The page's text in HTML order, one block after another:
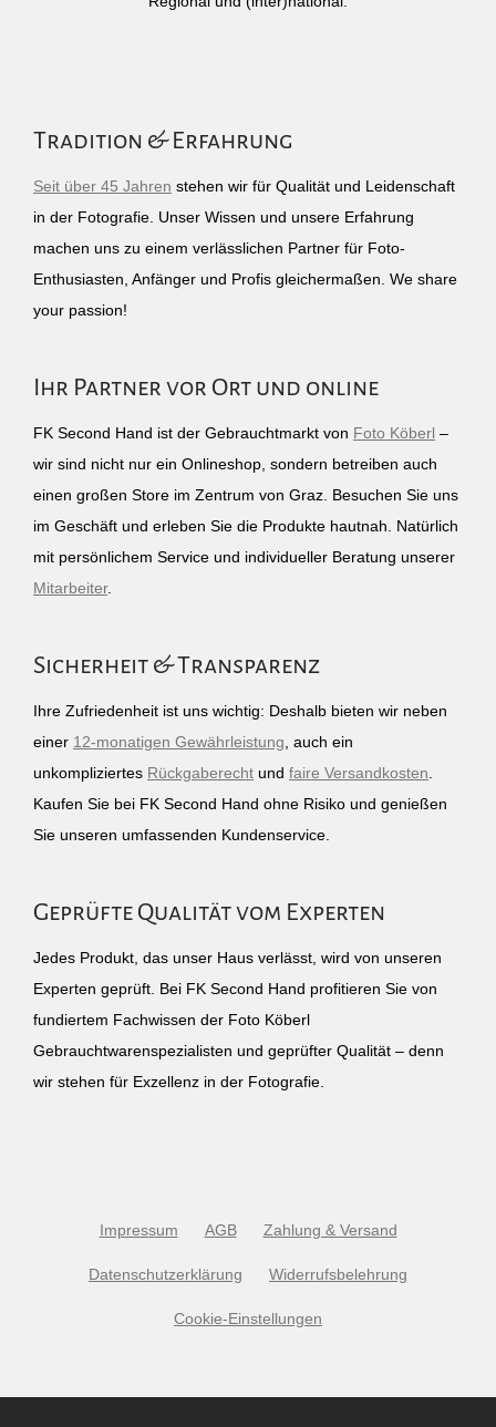
Tradition & Erfahrung
Seit über 45 Jahren stehen wir für Qualität und Leidenschaft
in der Fotografie. Unser Wissen und unsere Erfahrung
machen uns zu einem verlässlichen Partner für Foto-
Enthusiasten, Anfänger und Profis gleichermaßen. We share
your passion!
Ihr Partner vor Ort und online
FK Second Hand ist der Gebrauchtmarkt von Foto Köberl –
wir sind nicht nur ein Onlineshop, sondern betreiben auch
einen großen Store im Zentrum von Graz. Besuchen Sie uns
im Geschäft und erleben Sie die Produkte hautnah. Natürlich
mit persönlichem Service und individueller Beratung unserer
Mitarbeiter.
Sicherheit & Transparenz
Ihre Zufriedenheit ist uns wichtig: Deshalb bieten wir neben
einer 12-monatigen Gewährleistung , auch ein
unkompliziertes Rückgaberecht und faire Versandkosten
Kaufen Sie bei FK Second Hand ohne Risiko und genießen
Sie unseren umfassenden Kundenservice.
Geprüfte Qualität vom Experten
Jedes Produkt, das unser Haus verlässt, wird von unseren
Experten geprüft. Bei FK Second Hand profitieren Sie von
fundiertem Fachwissen der Foto Köberl
Gebrauchtwarenspezialisten und geprüfter Qualität – denn
wir stehen für Exzellenz in der Fotografie.
Impressum AGB Zahlung & Versand
Datenschutzerklärung Widerrufsbelehrung
Cookie-Einstellungen